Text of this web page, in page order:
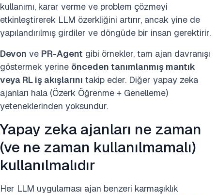
kullanımı, karar verme ve problem çözmeyi
etkinleştirerek LLM özerkliğini artırır, ancak yine de
yapılandırılmış girdiler ve döngüde bir insan gerektirir.
Devon ve PR-Agent gibi örnekler, tam ajan davranışı
göstermek yerine önceden tanımlanmış mantık
veya RL iş akışlarını takip eder. Diğer yapay zeka
ajanları hala (Özerk Öğrenme + Genelleme)
yeteneklerinden yoksundur.
Yapay zeka ajanları ne zaman
(ve ne zaman kullanılmamalı)
kullanılmalıdır
Her LLM uygulaması ajan benzeri karmaşıklık